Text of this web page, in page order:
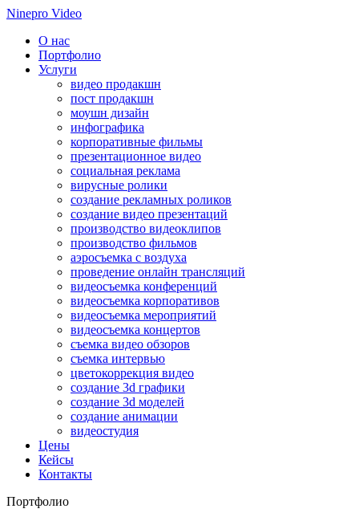
Ninepro Video
О нас
Портфолио
Услуги
видео продакшн
пост продакшн
моушн дизайн
инфографика
корпоративные фильмы
презентационное видео
социальная реклама
вирусные ролики
создание рекламных роликов
создание видео презентаций
производство видеоклипов
производство фильмов
аэросъемка с воздуха
проведение онлайн трансляций
видеосъемка конференций
видеосъемка корпоративов
видеосъемка мероприятий
видеосъемка концертов
съемка видео обзоров
съемка интервью
цветокоррекция видео
создание 3d графики
создание 3d моделей
создание анимации
видеостудия
Цены
Кейсы
Контакты
Портфолио